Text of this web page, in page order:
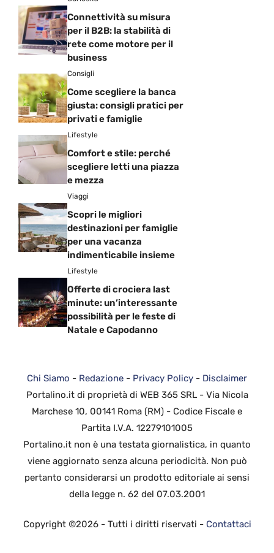
Connettività su misura
per il B2B: la stabilità di
rete come motore per il
business
Consigli
Come scegliere la banca
giusta: consigli pratici per
privati e famiglie
Lifestyle
Comfort e stile: perché
scegliere letti una piazza
e mezza
Viaggi
Scopri le migliori
destinazioni per famiglie
per una vacanza
indimenticabile insieme
Lifestyle
Offerte di crociera last
minute: un’interessante
possibilità per le feste di
Natale e Capodanno
Chi Siamo - Redazione - Privacy Policy - Disclaimer
Portalino.it di proprietà di WEB 365 SRL - Via Nicola
Marchese 10, 00141 Roma (RM) - Codice Fiscale e
Partita I.V.A. 12279101005
Portalino.it non è una testata giornalistica, in quanto
viene aggiornato senza alcuna periodicità. Non può
pertanto considerarsi un prodotto editoriale ai sensi
della legge n. 62 del 07.03.2001
Copyright ©2026 - Tutti i diritti riservati - Contattaci